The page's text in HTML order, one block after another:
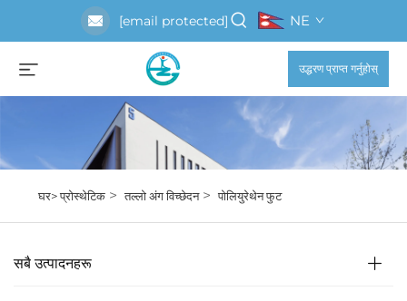
[email protected] NE
उद्धरण प्राप्त गर्नुहोस्
घर>प्रोस्थेटिक>तल्लो अंग विच्छेदन>पोलियुरेथेन फुट
सबै उत्पादनहरू